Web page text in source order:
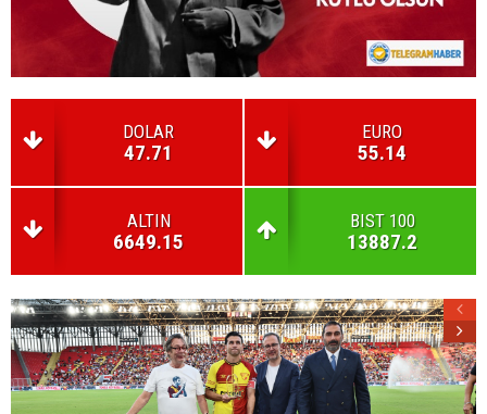
DOLAR
47.71
EURO
55.14
ALTIN
6649.15
BIST 100
13887.2